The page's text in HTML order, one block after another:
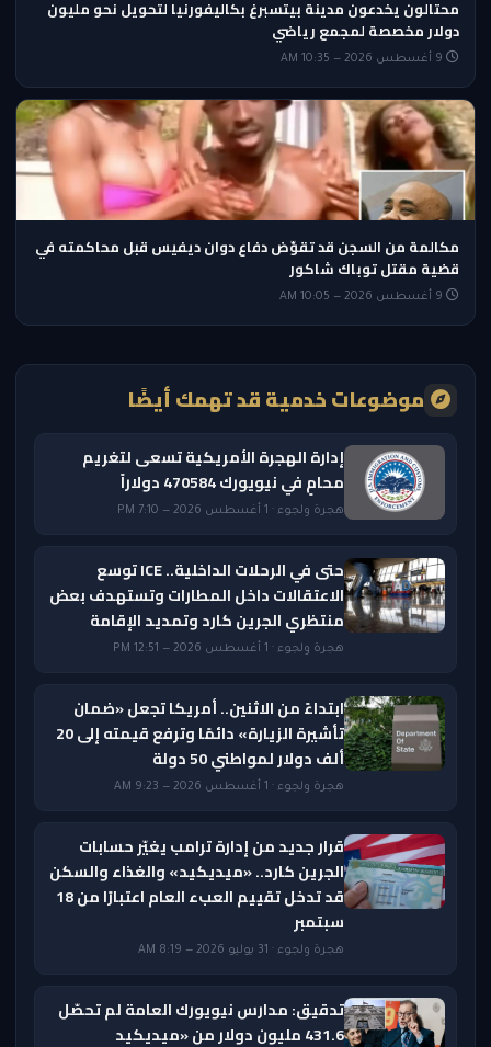
محتالون يخدعون مدينة بيتسبرغ بكاليفورنيا لتحويل نحو مليون
دولار مخصصة لمجمع رياضي
مكالمة من السجن قد تقوّض دفاع دوان ديفيس قبل محاكمته في
قضية مقتل توباك شاكور
موضوعات خدمية قد تهمك أيضًا
إدارة الهجرة الأمريكية تسعى لتغريم
محامٍ في نيويورك 470584 دولاراً
هجرة ولجوء · 1 أغسطس 2026 — 7:10 PM
حتى في الرحلات الداخلية.. ICE توسع
الاعتقالات داخل المطارات وتستهدف بعض
منتظري الجرين كارد وتمديد الإقامة
هجرة ولجوء · 1 أغسطس 2026 — 12:51 PM
ابتداءً من الاثنين.. أمريكا تجعل «ضمان
تأشيرة الزيارة» دائمًا وترفع قيمته إلى 20
ألف دولار لمواطني 50 دولة
هجرة ولجوء · 1 أغسطس 2026 — 9:23 AM
قرار جديد من إدارة ترامب يغيّر حسابات
الجرين كارد.. «ميديكيد» والغذاء والسكن
قد تدخل تقييم العبء العام اعتبارًا من 18
سبتمبر
هجرة ولجوء · 31 يوليو 2026 — 8:19 AM
تدقيق: مدارس نيويورك العامة لم تحصّل
431.6 مليون دولار من «ميديكيد